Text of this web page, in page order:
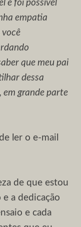
e foi possível
empatia
você
que meu pai
dessa
em grande parte
ler o e-mail
de que estou
a dedicação
e cada